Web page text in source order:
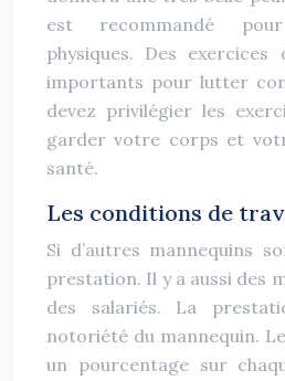
est recommandé
physiques. Des
importants pour lutter
devez privilégier les
garder votre corps et
santé.
Les conditions de
Si d’autres mannequins
prestation. Il y a aussi des
des salariés. La
notoriété du mannequin.
un pourcentage sur